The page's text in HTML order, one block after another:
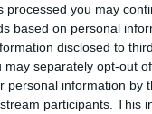
processed you may
based on personal
disclosed to
may separately opt-out
personal information by
participants. This
Επικοινωνία